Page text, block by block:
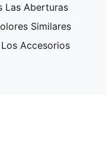
Las Aberturas
Similares
Accesorios